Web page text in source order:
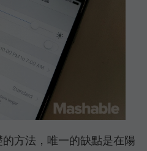
方法，唯一的缺點是在陽